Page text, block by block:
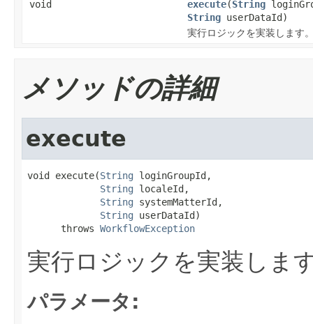
void execute(String
String userDataId)
実行ロジックを実装します
メソッドの詳細
execute
void execute(String loginGroupId,
String localeId,
String systemMatterId,
String userDataId)
      throws
WorkflowException
実行ロジックを実装しま
パラメータ: